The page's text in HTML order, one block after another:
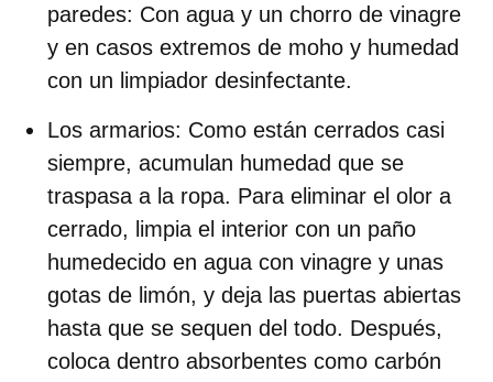
paredes: Con agua y un chorro de vinagre
y en casos extremos de moho y humedad
con un limpiador desinfectante.
Los armarios: Como están cerrados casi
siempre, acumulan humedad que se
traspasa a la ropa. Para eliminar el olor a
cerrado, limpia el interior con un paño
humedecido en agua con vinagre y unas
gotas de limón, y deja las puertas abiertas
hasta que se sequen del todo. Después,
coloca dentro absorbentes como carbón